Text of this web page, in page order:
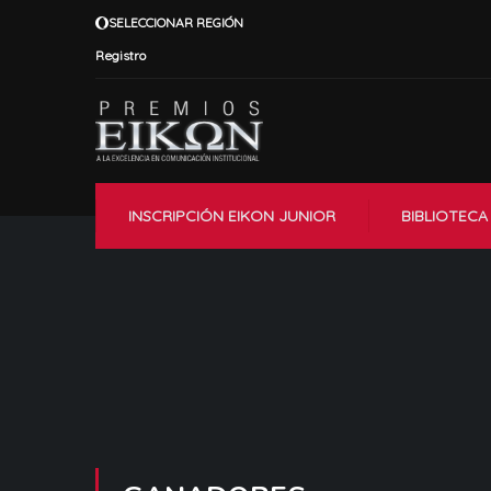
SELECCIONAR REGIÓN
Registro
INSCRIPCIÓN EIKON JUNIOR